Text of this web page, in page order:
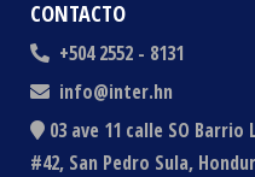
CONTACTO
+504 2552 - 8131
info@inter.hn
03 ave 11 calle SO
#42, San Pedro Sula,